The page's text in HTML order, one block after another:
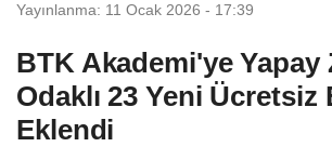
Yayınlanma: 11 Ocak 2026 - 17:39
BTK Akademi'ye Yapay
Odaklı 23 Yeni Ücretsiz
Eklendi